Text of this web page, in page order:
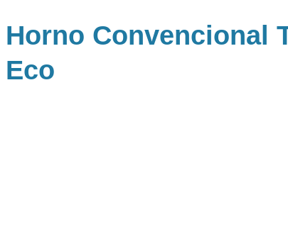
Horno Convencional
Eco